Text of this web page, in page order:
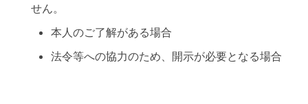
せん。
本人のご了解がある場合
法令等への協力のため、開示が必要となる場合